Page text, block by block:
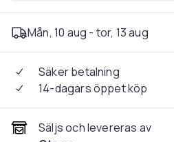
Mån, 10 aug - tor, 13 aug
Säker betalning
14-dagars öppet köp
Säljs och levereras av